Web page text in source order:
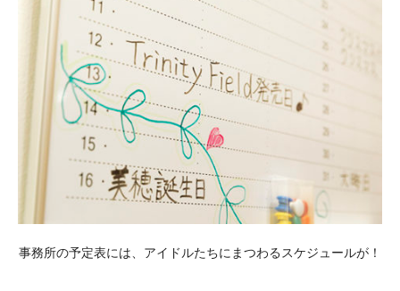
事務所の予定表には、アイドルたちにまつわるスケジュールが！